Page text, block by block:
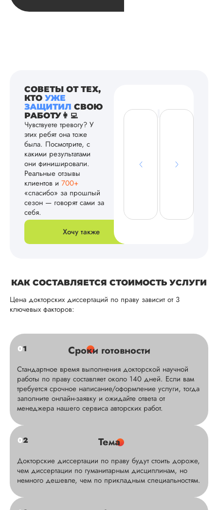
СОВЕТЫ ОТ ТЕХ,
КТО УЖЕ
ЗАЩИТИЛ СВОЮ
РАБОТУ👩‍💻
Чувствуете тревогу? У
этих ребят она тоже
была. Посмотрите, с
какими результатами
они финишировали.
Реальные отзывы
клиентов и 700+
«спасибо» за прошлый
сезон — говорят сами за
себя.
Хочу также
КАК СОСТАВЛЯЕТСЯ СТОИМОСТЬ УСЛУГИ
Цена докторских диссертаций по праву зависит от 3
ключевых факторов:
01 Сроки готовности
Стандартное время выполнения докторской научной
работы по праву составляет около 140 дней. Если вам
требуется срочное написание/оформление услуги, тогда
заполните онлайн-заявку и ожидайте ответа от
менеджера нашего сервиса авторских работ.
02 Тема
Докторские диссертации по праву будут стоить дороже,
чем диссертации по гуманитарным дисциплинам, но
немного дешевле, чем по прикладным специальностям.